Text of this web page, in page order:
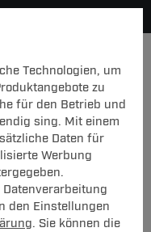
Technologien, um
zu
für den Betrieb und
sing. Mit einem
Daten für
Werbung
den Einstellungen
. Sie können die
melden Sie sich bitte
Passwort an.
hier anmelden.